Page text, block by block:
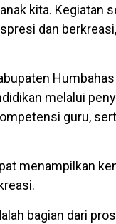
kita. Kegiatan
dan
Humbahas
melalui
guru,
menampilkan
bagian dari